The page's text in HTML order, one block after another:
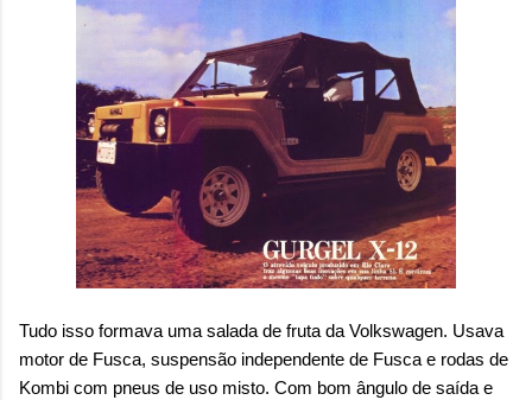
Tudo isso formava uma salada de fruta da Volkswagen. Usava
motor de Fusca, suspensão independente de Fusca e rodas de
Kombi com pneus de uso misto. Com bom ângulo de saída e